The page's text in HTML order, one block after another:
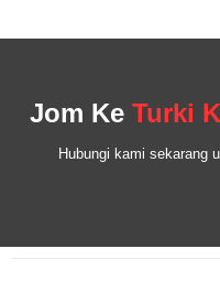
Jom Ke Turki
Hubungi kami sekarang